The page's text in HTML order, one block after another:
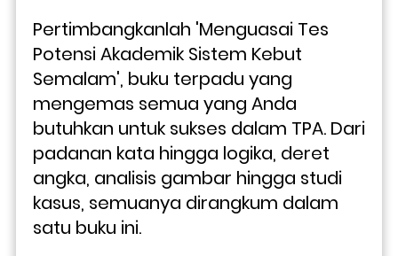
Pertimbangkanlah 'Menguasai Tes
Potensi Akademik Sistem Kebut
Semalam', buku terpadu yang
mengemas semua yang Anda
butuhkan untuk sukses dalam TPA. Dari
padanan kata hingga logika, deret
angka, analisis gambar hingga studi
kasus, semuanya dirangkum dalam
satu buku ini.